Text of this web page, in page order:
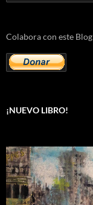
Colabora con este Blog
¡NUEVO LIBRO!